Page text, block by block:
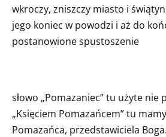
wkroczy, zniszczy miasto i
jego koniec w powodzi i aż do
postanowione spustoszenie
słowo „Pomazaniec” tu użyte nie
„Księciem Pomazańcem” tu
Pomazańca, przedstawiciela